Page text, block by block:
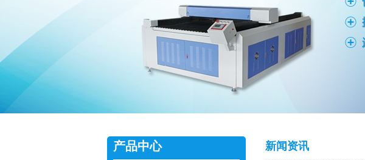
新闻资讯
产品中心